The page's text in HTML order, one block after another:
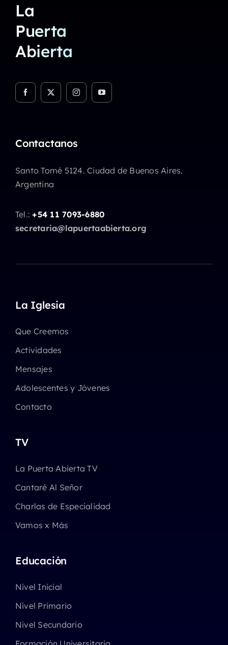
La
Puerta
Abierta
Contactanos
Santo Tomé 5124. Ciudad de Buenos Aires.
Argentina
Tel.:+54 11 7093-6880
secretaria@lapuertaabierta.org
La Iglesia
Que Creemos
Actividades
Mensajes
Adolescentes y Jóvenes
Contacto
TV
La Puerta Abierta TV
Cantaré Al Señor
Charlas de Especialidad
Vamos x Más
Educación
Nivel Inicial
Nivel Primario
Nivel Secundario